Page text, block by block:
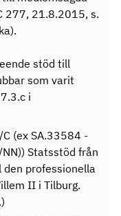
277, 21.8.2015, s.
stöd till
som varit
i
(ex SA.33584 -
Statsstöd från
professionella
II i Tilburg.